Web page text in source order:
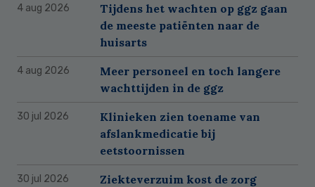
4 aug 2026
Tijdens het wachten op ggz gaan
de meeste patiënten naar de
huisarts
4 aug 2026
Meer personeel en toch langere
wachttijden in de ggz
30 jul 2026
Klinieken zien toename van
afslankmedicatie bij
eetstoornissen
30 jul 2026
Ziekteverzuim kost de zorg